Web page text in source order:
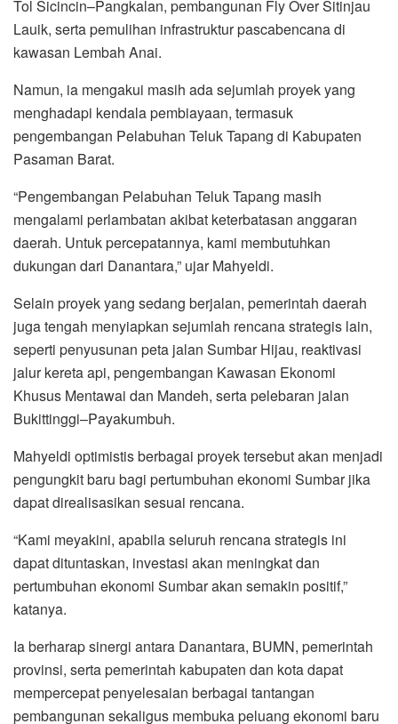
Tol Sicincin–Pangkalan, pembangunan Fly Over Sitinjau
Lauik, serta pemulihan infrastruktur pascabencana di
kawasan Lembah Anai.
Namun, ia mengakui masih ada sejumlah proyek yang
menghadapi kendala pembiayaan, termasuk
pengembangan Pelabuhan Teluk Tapang di Kabupaten
Pasaman Barat.
“Pengembangan Pelabuhan Teluk Tapang masih
mengalami perlambatan akibat keterbatasan anggaran
daerah. Untuk percepatannya, kami membutuhkan
dukungan dari Danantara,” ujar Mahyeldi.
Selain proyek yang sedang berjalan, pemerintah daerah
juga tengah menyiapkan sejumlah rencana strategis lain,
seperti penyusunan peta jalan Sumbar Hijau, reaktivasi
jalur kereta api, pengembangan Kawasan Ekonomi
Khusus Mentawai dan Mandeh, serta pelebaran jalan
Bukittinggi–Payakumbuh.
Mahyeldi optimistis berbagai proyek tersebut akan menjadi
pengungkit baru bagi pertumbuhan ekonomi Sumbar jika
dapat direalisasikan sesuai rencana.
“Kami meyakini, apabila seluruh rencana strategis ini
dapat dituntaskan, investasi akan meningkat dan
pertumbuhan ekonomi Sumbar akan semakin positif,”
katanya.
Ia berharap sinergi antara Danantara, BUMN, pemerintah
provinsi, serta pemerintah kabupaten dan kota dapat
mempercepat penyelesaian berbagai tantangan
pembangunan sekaligus membuka peluang ekonomi baru